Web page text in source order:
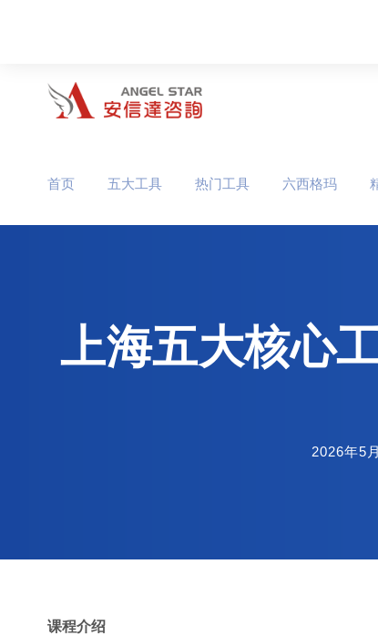
首页 五大工具 热门工具 六西格玛
上海五大核心
2026年5
课程介绍